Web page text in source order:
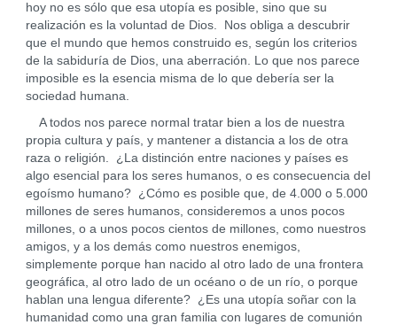
hoy no es sólo que esa utopía es posible, sino que su
realización es la voluntad de Dios. Nos obliga a descubrir
que el mundo que hemos construido es, según los criterios
de la sabiduría de Dios, una aberración. Lo que nos parece
imposible es la esencia misma de lo que debería ser la
sociedad humana.
A todos nos parece normal tratar bien a los de nuestra
propia cultura y país, y mantener a distancia a los de otra
raza o religión. ¿La distinción entre naciones y países es
algo esencial para los seres humanos, o es consecuencia del
egoísmo humano? ¿Cómo es posible que, de 4.000 o 5.000
millones de seres humanos, consideremos a unos pocos
millones, o a unos pocos cientos de millones, como nuestros
amigos, y a los demás como nuestros enemigos,
simplemente porque han nacido al otro lado de una frontera
geográfica, al otro lado de un océano o de un río, o porque
hablan una lengua diferente? ¿Es una utopía soñar con la
humanidad como una gran familia con lugares de comunión